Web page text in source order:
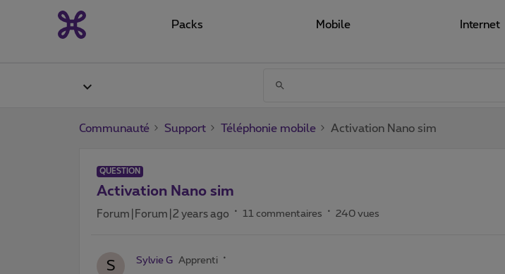
Packs Mobile Internet
Communauté Support Téléphonie mobile Activation Nano sim
QUESTION
Activation Nano sim
Forum|Forum|2 years ago 11 commentaires 240 vues
S Sylvie G Apprenti